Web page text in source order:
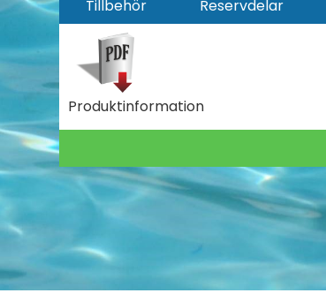
Tillbehör Reservdelar
Produktinformation